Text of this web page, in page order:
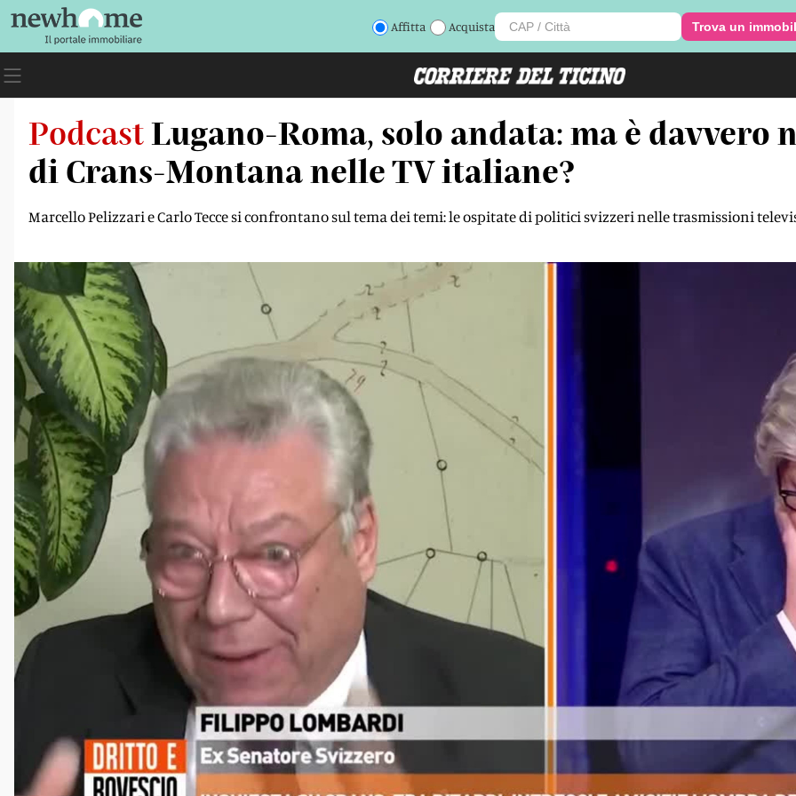
Affitta Acquista Trova un
PodcastLugano-Roma, solo andata: ma è davvero
di Crans-Montana nelle TV italiane?
Marcello Pelizzari e Carlo Tecce si confrontano sul tema dei temi: le ospitate di politici svizzeri nelle trasmissioni